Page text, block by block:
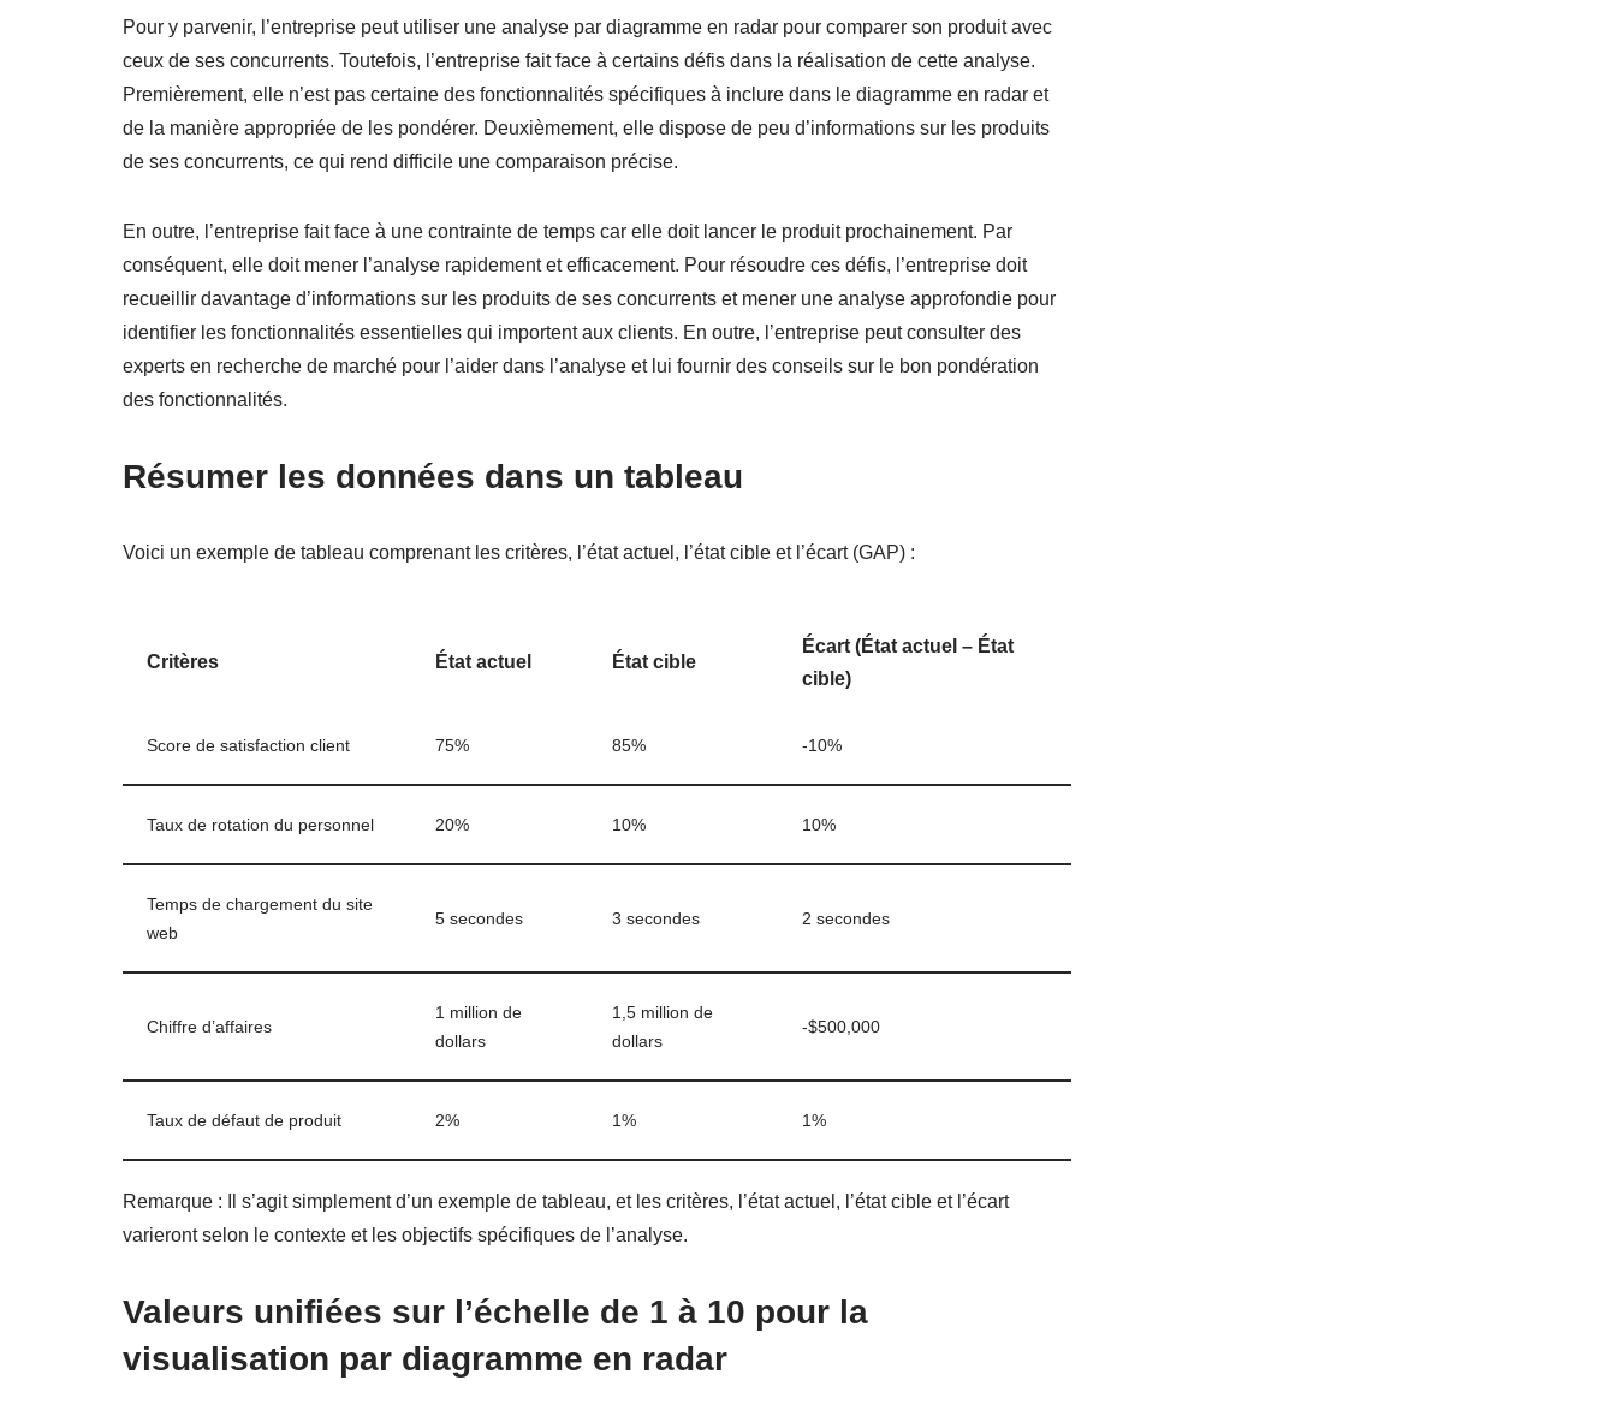
Pour y parvenir, l’entreprise peut utiliser une analyse par diagramme en radar pour comparer son produit avec
ceux de ses concurrents. Toutefois, l’entreprise fait face à certains défis dans la réalisation de cette analyse.
Premièrement, elle n’est pas certaine des fonctionnalités spécifiques à inclure dans le diagramme en radar et
de la manière appropriée de les pondérer. Deuxièmement, elle dispose de peu d’informations sur les produits
de ses concurrents, ce qui rend difficile une comparaison précise.
En outre, l’entreprise fait face à une contrainte de temps car elle doit lancer le produit prochainement. Par
conséquent, elle doit mener l’analyse rapidement et efficacement. Pour résoudre ces défis, l’entreprise doit
recueillir davantage d’informations sur les produits de ses concurrents et mener une analyse approfondie pour
identifier les fonctionnalités essentielles qui importent aux clients. En outre, l’entreprise peut consulter des
experts en recherche de marché pour l’aider dans l’analyse et lui fournir des conseils sur le bon pondération
des fonctionnalités.
Résumer les données dans un tableau
Voici un exemple de tableau comprenant les critères, l’état actuel, l’état cible et l’écart (GAP) :
Critères État actuel État cible
Écart (État actuel – État
cible)
Score de satisfaction client 75% 85% -10%
Taux de rotation du personnel 20% 10% 10%
Temps de chargement du site
web
5 secondes 3 secondes 2 secondes
Chiffre d’affaires
1 million de
dollars
1,5 million de
dollars
-$500,000
Taux de défaut de produit 2% 1% 1%
Remarque : Il s’agit simplement d’un exemple de tableau, et les critères, l’état actuel, l’état cible et l’écart
varieront selon le contexte et les objectifs spécifiques de l’analyse.
Valeurs unifiées sur l’échelle de 1 à 10 pour la
visualisation par diagramme en radar